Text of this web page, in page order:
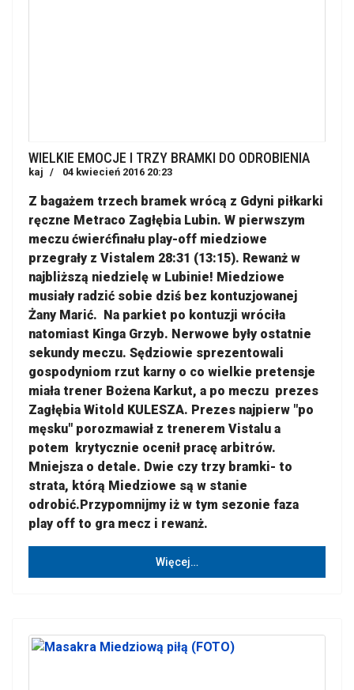
WIELKIE EMOCJE I TRZY BRAMKI DO ODROBIENIA
kaj 04 kwiecień 2016 20:23
Z bagażem trzech bramek wrócą z Gdyni piłkarki
ręczne Metraco Zagłębia Lubin. W pierwszym
meczu ćwierćfinału play-off miedziowe
przegrały z Vistalem 28:31 (13:15). Rewanż w
najbliższą niedzielę w Lubinie! Miedziowe
musiały radzić sobie dziś bez kontuzjowanej
Żany Marić. Na parkiet po kontuzji wróciła
natomiast Kinga Grzyb. Nerwowe były ostatnie
sekundy meczu. Sędziowie sprezentowali
gospodyniom rzut karny o co wielkie pretensje
miała trener Bożena Karkut, a po meczu prezes
Zagłębia Witold KULESZA. Prezes najpierw "po
męsku" porozmawiał z trenerem Vistalu a
potem krytycznie ocenił pracę arbitrów.
Mniejsza o detale. Dwie czy trzy bramki- to
strata, którą Miedziowe są w stanie
odrobić.Przypomnijmy iż w tym sezonie faza
play off to gra mecz i rewanż.
Więcej…